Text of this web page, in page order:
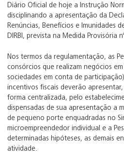
Diário Oficial de hoje a Instrução
disciplinando a apresentação da
Renúncias, Benefícios e Imunidades
DIRBI, prevista na Medida Provisória
Nos termos da regulamentação, as
consórcios que realizam negócios
sociedades em conta de
incentivos fiscais deverão
forma centralizada, pelo
dispensadas de sua apresentação a
de pequeno porte enquadradas no
microempreendedor individual e a
determinadas hipóteses, as demais
atividade.